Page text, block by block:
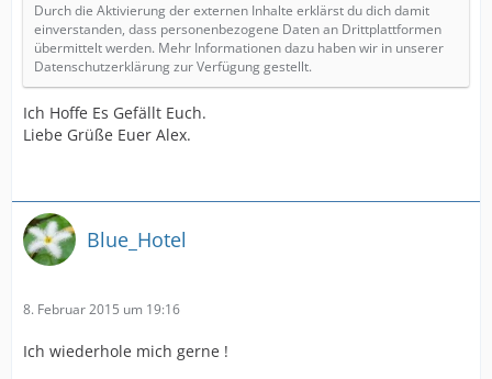
Durch die Aktivierung der externen Inhalte erklärst du dich damit
einverstanden, dass personenbezogene Daten an Drittplattformen
übermittelt werden. Mehr Informationen dazu haben wir in unserer
Datenschutzerklärung zur Verfügung gestellt.
Ich Hoffe Es Gefällt Euch.
Liebe Grüße Euer Alex.
Blue_Hotel
8. Februar 2015 um 19:16
Ich wiederhole mich gerne !